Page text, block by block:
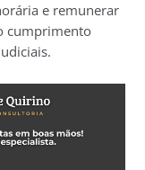
e remunerar
cumprimento